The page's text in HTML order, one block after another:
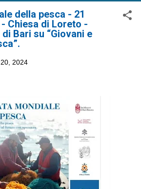
della pesca - 21
Chiesa di Loreto -
Bari su “Giovani e
2024